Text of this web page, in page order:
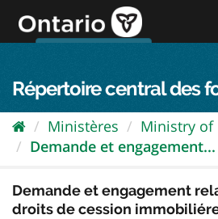
directement
au
Répertoire central des
Ministères
Ministry of
Demande et engagement...
Demande et engagement
droits de cession